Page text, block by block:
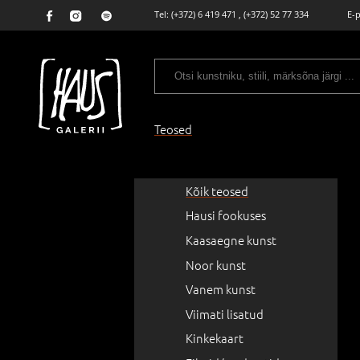
Tel: (+372) 6 419 471 , (+372) 52 77 334 E-
Teosed
Kõik teosed
Hausi fookuses
Kaasaegne kunst
Noor kunst
Vanem kunst
Viimati lisatud
Kinkekaart